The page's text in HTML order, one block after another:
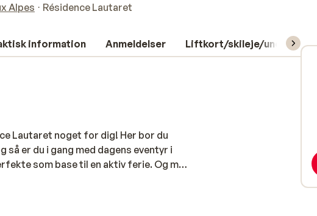
Alpes Résidence Lautaret
information Anmeldelser Liftkort/skileje/
Lautaret noget for dig! Her bor du
er du i gang med dagens eventyr i
som base til en aktiv ferie. Og med
at finde både stemning og oplevelser.
det bedste fra begge verdener: skiløb